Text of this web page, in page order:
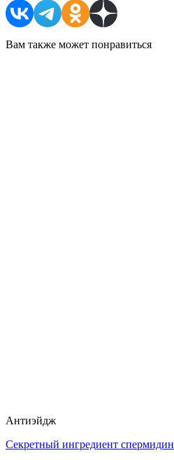
Вам также может понравиться
Антиэйдж
Секретный ингредиент спермидин